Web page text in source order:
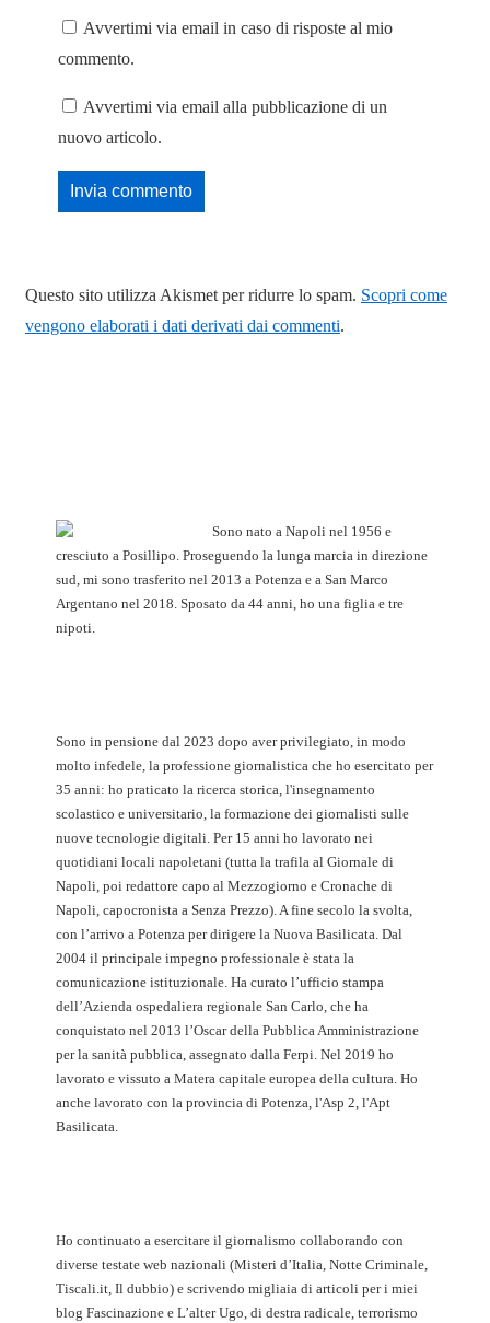
Avvertimi via email in caso di risposte al mio
commento.
Avvertimi via email alla pubblicazione di un
nuovo articolo.
Questo sito utilizza Akismet per ridurre lo spam. Scopri come
vengono elaborati i dati derivati dai commenti.
Sono nato a Napoli nel 1956 e
cresciuto a Posillipo. Proseguendo la lunga marcia in direzione
sud, mi sono trasferito nel 2013 a Potenza e a San Marco
Argentano nel 2018. Sposato da 44 anni, ho una figlia e tre
nipoti.
Sono in pensione dal 2023 dopo aver privilegiato, in modo
molto infedele, la professione giornalistica che ho esercitato per
35 anni: ho praticato la ricerca storica, l'insegnamento
scolastico e universitario, la formazione dei giornalisti sulle
nuove tecnologie digitali. Per 15 anni ho lavorato nei
quotidiani locali napoletani (tutta la trafila al Giornale di
Napoli, poi redattore capo al Mezzogiorno e Cronache di
Napoli, capocronista a Senza Prezzo). A fine secolo la svolta,
con l’arrivo a Potenza per dirigere la Nuova Basilicata. Dal
2004 il principale impegno professionale è stata la
comunicazione istituzionale. Ha curato l’ufficio stampa
dell’Azienda ospedaliera regionale San Carlo, che ha
conquistato nel 2013 l’Oscar della Pubblica Amministrazione
per la sanità pubblica, assegnato dalla Ferpi. Nel 2019 ho
lavorato e vissuto a Matera capitale europea della cultura. Ho
anche lavorato con la provincia di Potenza, l'Asp 2, l'Apt
Basilicata.
Ho continuato a esercitare il giornalismo collaborando con
diverse testate web nazionali (Misteri d’Italia, Notte Criminale,
Tiscali.it, Il dubbio) e scrivendo migliaia di articoli per i miei
blog Fascinazione e L’alter Ugo, di destra radicale, terrorismo